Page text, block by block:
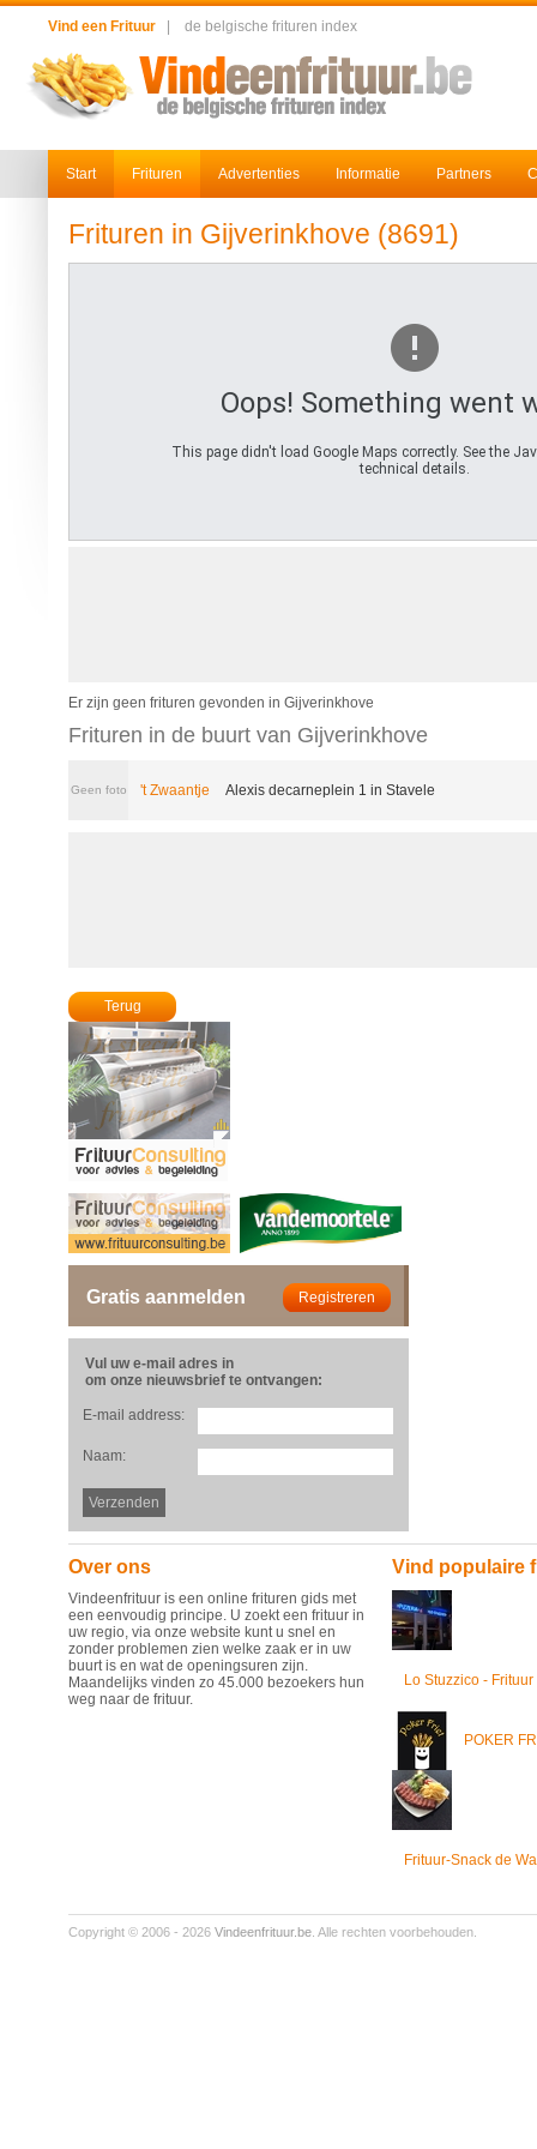
Vind een Frituur de belgische frituren index
Start Frituren Advertenties Informatie Partners
Frituren in Gijverinkhove (8691)
Oops! Something went
This page didn't load Google Maps correctly. See the
technical details.
Er zijn geen frituren gevonden in Gijverinkhove
Frituren in de buurt van Gijverinkhove
Geen foto 't Zwaantje Alexis decarneplein 1 in Stavele
Terug
Gratis aanmelden
Vul uw e-mail adres in
om onze nieuwsbrief te ontvangen:
E-mail address:
Naam:
Over ons
Vindeenfrituur is een online frituren gids met
een eenvoudig principe. U zoekt een frituur in
uw regio, via onze website kunt u snel en
zonder problemen zien welke zaak er in uw
buurt is en wat de openingsuren zijn.
Maandelijks vinden zo 45.000 bezoekers hun
weg naar de frituur.
Vind populaire
Lo Stuzzico -
POKER
Frituur-Snack de
Copyright © 2006 - 2026 Vindeenfrituur.be . Alle rechten voorbehouden.